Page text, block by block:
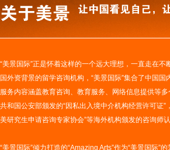
“美景国际”正是怀着这样的一个远大理想，一直走在
国外资背景的留学咨询机构，“美景国际”集合了中国
服务内容涵盖教育咨询、教育服务、网络信息提供等
共和国公安部颁发的“因私出入境中介机构经营许可证”
美研究生申请咨询专家协会”等海外机构颁发的咨询师认
“美景国际”倾力打造的“Amazing Arts”作为“美景国际”